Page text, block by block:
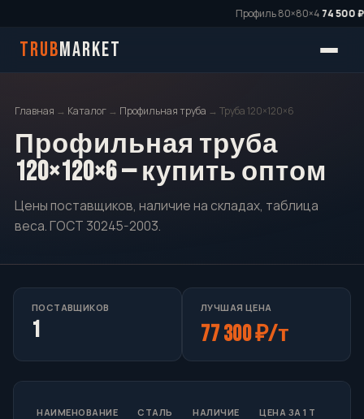
Профиль 80×80×474 500 ₽/
TRUBMARKET
Главная → Каталог → Профильная труба → Труба 120×120×6
Профильная труба
120×120×6 — купить оптом
Цены поставщиков, наличие на складах, таблица
веса. ГОСТ 30245-2003.
ПОСТАВЩИКОВ
1
ЛУЧШАЯ ЦЕНА
77 300 ₽/т
НАИМЕНОВАНИЕ СТАЛЬ НАЛИЧИЕ ЦЕНА ЗА 1 Т